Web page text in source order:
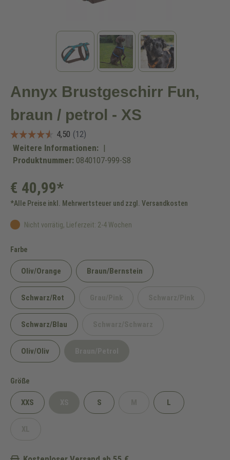
Annyx Brustgeschirr Fun,
braun / petrol - XS
Weitere Informationen: |
Produktnummer: 0840107-999-S8
€ 40,99*
*Alle Preise inkl. Mehrwertsteuer und zzgl. Versandkosten
Nicht vorrätig, Lieferzeit: 2-4 Wochen
Farbeauswählen
Oliv/Orange Braun/Bernstein
Schwarz/Rot
Schwarz/Blau
Oliv/Oliv
Größeauswählen
XXS (Diese Option ist zurzeit nicht verfügbar.)
S (Diese Option ist zurzeit nicht
L